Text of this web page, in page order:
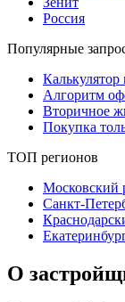
Россия
Популярные
Калькулятор
Алгоритм
Вторичное
Покупка
ТОП регионов
Московский
Санкт-
О